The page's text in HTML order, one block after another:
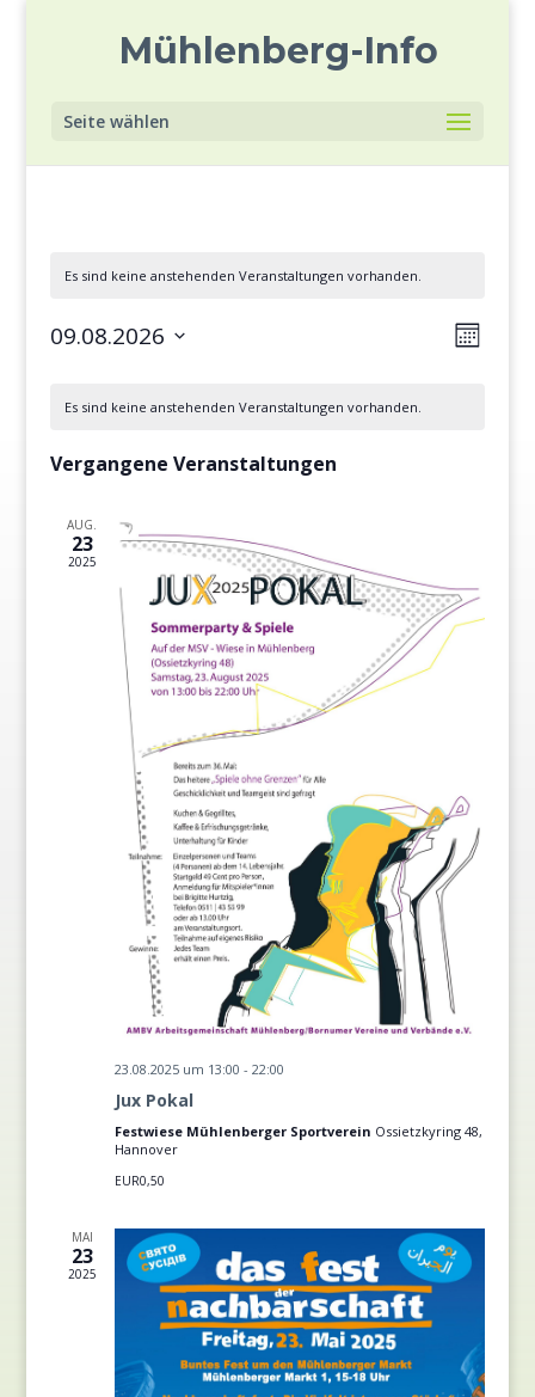
Mühlenberg-Info
Seite wählen
Es sind keine anstehenden Veranstaltungen vorhanden.
Monat
09.08.2026
wählen.
Veranstaltungen
Es sind keine anstehenden Veranstaltungen vorhanden.
Vergangene Veranstaltungen
AUG.
23
2025
23.08.2025 um 13:00 - 22:00
Jux Pokal
Festwiese Mühlenberger Sportverein Ossietzkyring 48,
Hannover
EUR0,50
MAI
23
2025